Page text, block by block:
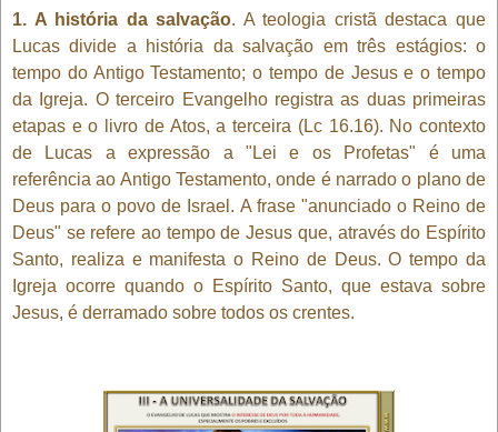
1. A história da salvação. A teologia cristã destaca que
Lucas divide a história da salvação em três estágios: o
tempo do Antigo Testamento; o tempo de Jesus e o tempo
da Igreja. O terceiro Evangelho registra as duas primeiras
etapas e o livro de Atos, a terceira (Lc 16.16). No contexto
de Lucas a expressão a "Lei e os Profetas" é uma
referência ao Antigo Testamento, onde é narrado o plano de
Deus para o povo de Israel. A frase "anunciado o Reino de
Deus" se refere ao tempo de Jesus que, através do Espírito
Santo, realiza e manifesta o Reino de Deus. O tempo da
Igreja ocorre quando o Espírito Santo, que estava sobre
Jesus, é derramado sobre todos os crentes.